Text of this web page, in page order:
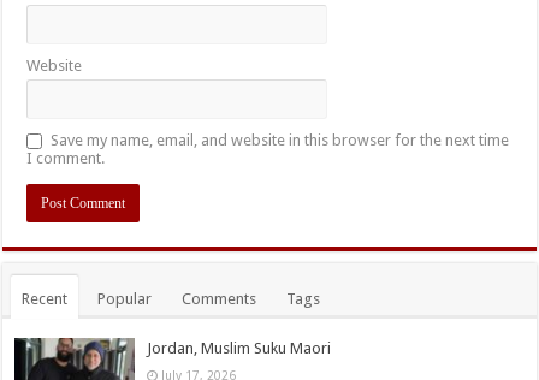
Website
Save my name, email, and website in this browser for the next time
I comment.
Recent Popular Comments Tags
Jordan, Muslim Suku Maori
July 17, 2026